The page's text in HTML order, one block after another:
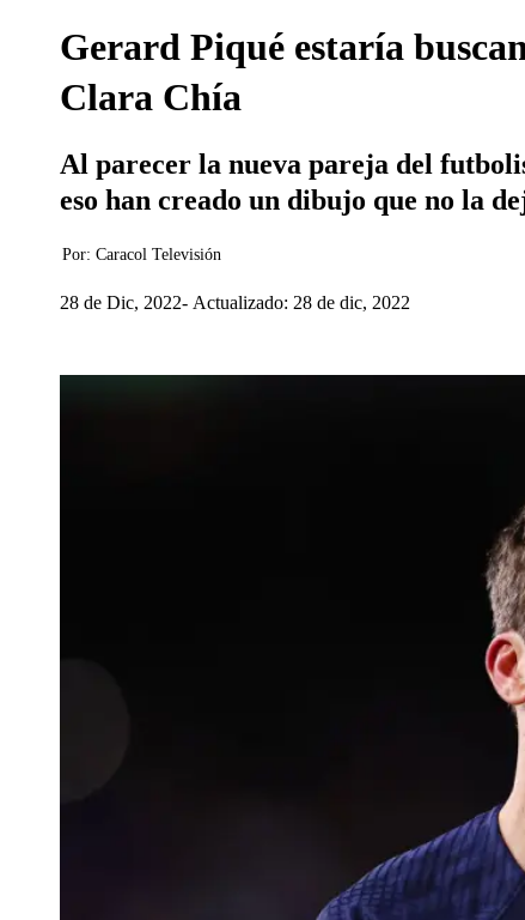
Gerard Piqué estaría
Clara Chía
Al parecer la nueva pareja del
eso han creado un dibujo que no la
Por: Caracol Televisión
28 de Dic, 2022 Actualizado: 28 de dic, 2022